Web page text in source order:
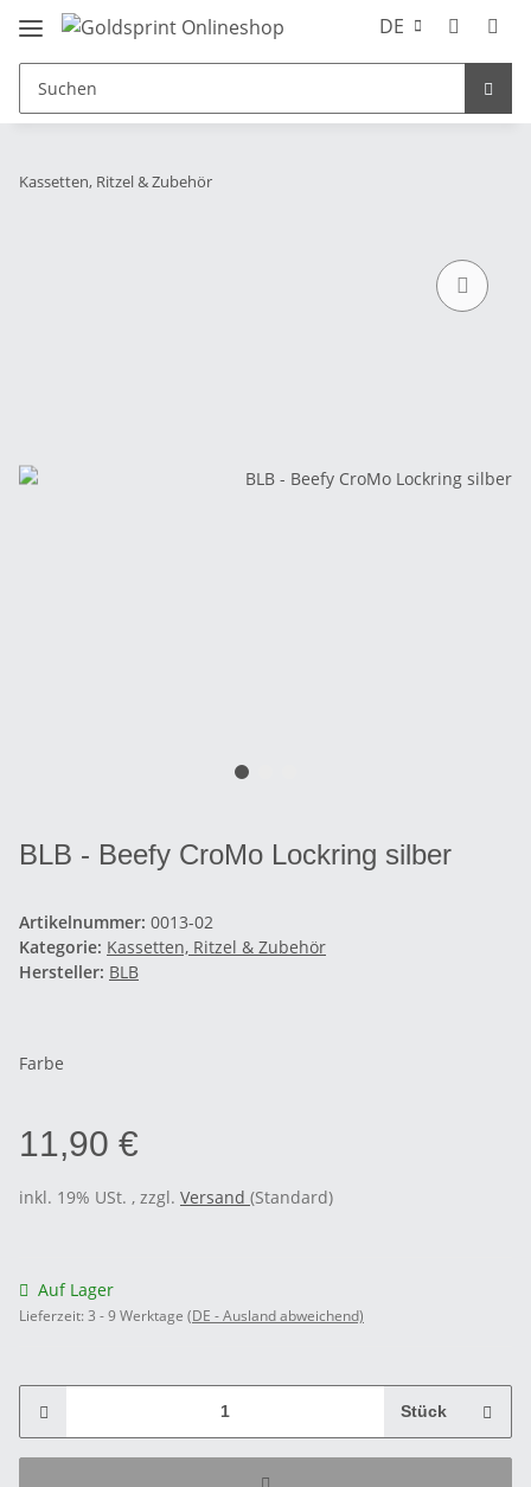
DE
Kassetten, Ritzel & Zubehör
BLB - Beefy CroMo Lockring silber
Artikelnummer: 0013-02
Kategorie: Kassetten, Ritzel & Zubehör
Hersteller: BLB
Farbe
11,90 €
inkl. 19% USt. , zzgl. Versand (Standard)
Auf Lager
Lieferzeit: 3 - 9 Werktage (DE - Ausland abweichend)
Stück